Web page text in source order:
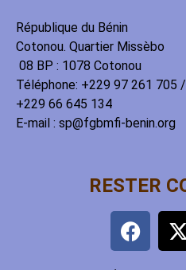
République du Bénin
Cotonou. Quartier Missèbo
08 BP : 1078 Cotonou
Téléphone: +229 97 261 705 /
+229 66 645 134
E-mail : sp@fgbmfi-benin.org
RESTER